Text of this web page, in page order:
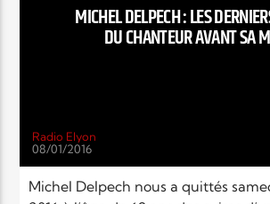
MICHEL DELPECH : LES
DU CHANTEUR AVANT SA
Radio Elyon
08/01/2016
Michel Delpech nous a quittés